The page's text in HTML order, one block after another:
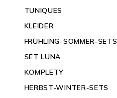
TUNIQUES
KLEIDER
FRÜHLING-SOMMER-SETS
SET LUNA
KOMPLETY
HERBST-WINTER-SETS